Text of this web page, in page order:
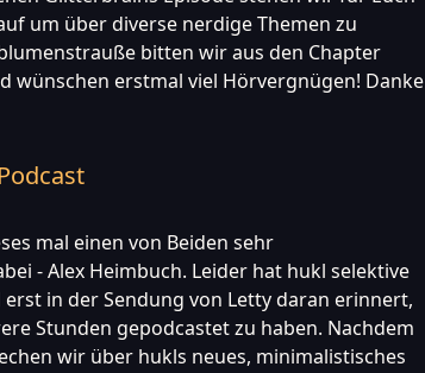
um über diverse nerdige Themen zu
bitten wir aus den Chapter
wünschen erstmal viel Hörvergnügen! Danke
mal einen von Beiden sehr
- Alex Heimbuch. Leider hat hukl selektive
in der Sendung von Letty daran erinnert,
Stunden gepodcastet zu haben. Nachdem
wir über hukls neues, minimalistisches